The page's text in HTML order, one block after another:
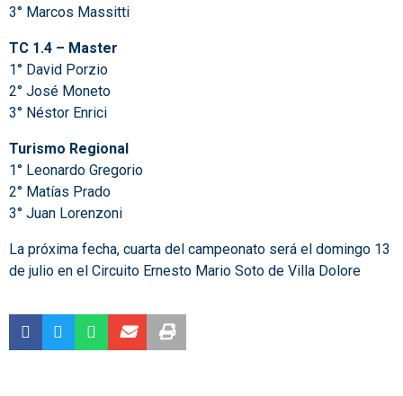
3° Marcos Massitti
TC 1.4 – Master
1° David Porzio
2° José Moneto
3° Néstor Enrici
Turismo Regional
1° Leonardo Gregorio
2° Matías Prado
3° Juan Lorenzoni
La próxima fecha, cuarta del campeonato será el domingo 13
de julio en el Circuito Ernesto Mario Soto de Villa Dolore